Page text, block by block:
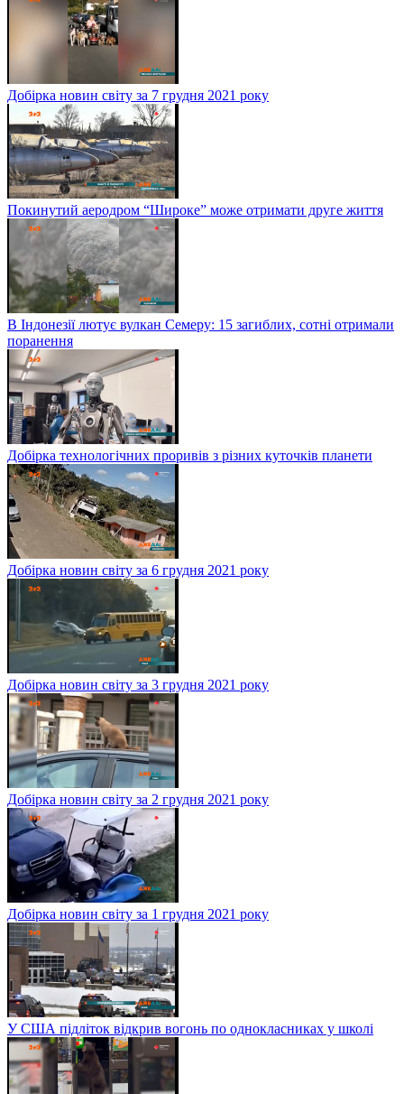
Добірка новин світу за 7 грудня 2021 року
Покинутий аеродром “Широке” може отримати друге життя
В Індонезії лютує вулкан Семеру: 15 загиблих, сотні отримали
поранення
Добірка технологічних проривів з різних куточків планети
Добірка новин світу за 6 грудня 2021 року
Добірка новин світу за 3 грудня 2021 року
Добірка новин світу за 2 грудня 2021 року
Добірка новин світу за 1 грудня 2021 року
У США підліток відкрив вогонь по однокласниках у школі